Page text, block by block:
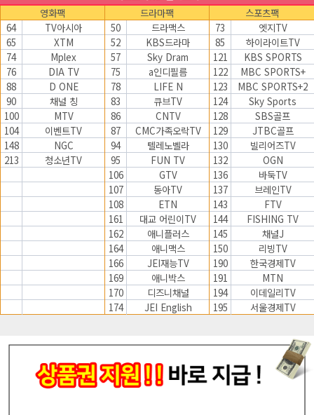
영화팩
드라마팩
스포츠팩
64
TV아시아 50 드라맥스 73
엣지TV
65
XTM 52 KBS드라마 85
하이라이트TV
74
Mplex 57 Sky Dram 121
KBS SPORTS
76
DIA TV 75 a인디필름 122
MBC SPORTS+
88
D ONE 78 LIFE N 123
MBC SPORTS+2
90
채널 칭 83 큐브TV 124
Sky Sports
100
MTV 86 CNTV 128
SBS골프
104
이벤트TV 87 CMC가족오락TV 129
JTBC골프
148
NGC 94 텔레노벨라 130
빌리어즈TV
213
청소년TV 95 FUN TV 132
OGN
106
GTV 136
바둑TV
107
동아TV 137
브레인TV
108
ETN 143
FTV
161
대교 어린이TV 144
FISHING TV
162
애니플러스 145
채널J
164
애니맥스 150
리빙TV
166
JEI재능TV 190
한국경제TV
169
애니박스 191
MTN
170
디즈니채널 194
이데일리TV
174
JEI English 195 서울경제TV